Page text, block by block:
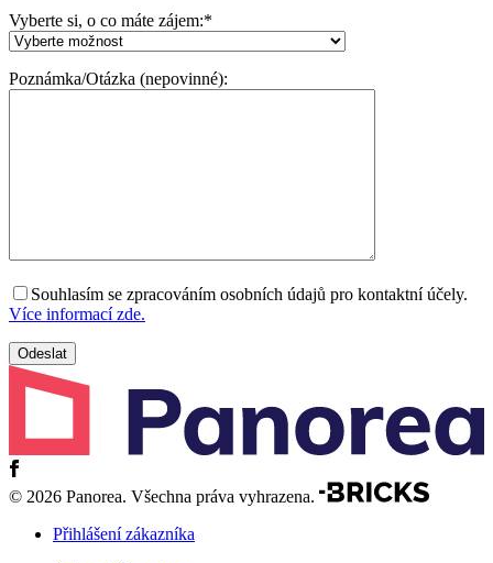
Vyberte si, o co máte zájem:*
Poznámka/Otázka (nepovinné):
Souhlasím se zpracováním osobních údajů pro kontaktní účely.
Více informací zde.
© 2026 Panorea. Všechna práva vyhrazena.
Přihlášení zákazníka